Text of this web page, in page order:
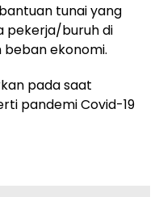
tunai yang
pekerja/buruh di
beban ekonomi.
pada saat
pandemi Covid-19